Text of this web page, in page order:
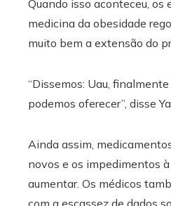
Quando isso aconteceu, os
medicina da obesidade
muito bem a extensão do
“Dissemos: Uau,
podemos oferecer”, disse
Ainda assim,
novos e os impedimentos
aumentar. Os médicos